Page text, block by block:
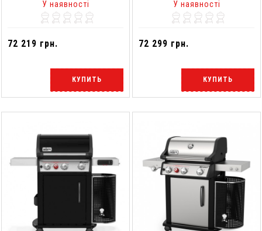
У наявності
72 219 грн.
КУПИТЬ
У наявності
72 299 грн.
КУПИТЬ